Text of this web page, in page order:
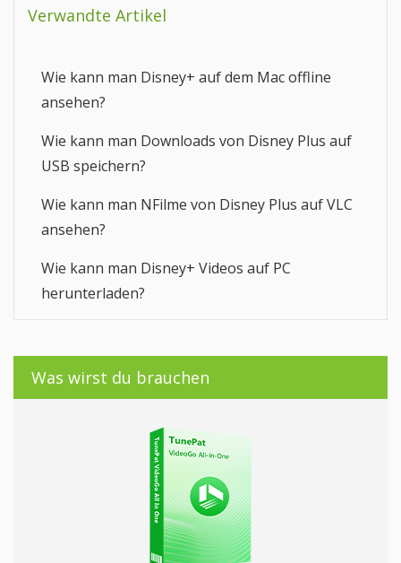
Verwandte Artikel
Wie kann man Disney+ auf dem Mac offline
ansehen?
Wie kann man Downloads von Disney Plus auf
USB speichern?
Wie kann man NFilme von Disney Plus auf VLC
ansehen?
Wie kann man Disney+ Videos auf PC
herunterladen?
Was wirst du brauchen